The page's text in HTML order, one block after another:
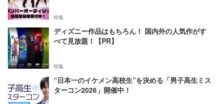
特集
ディズニー作品はもちろん！ 国内外の人気作がす
べて見放題！【PR】
特集
“日本一のイケメン高校生”を決める「男子高生ミス
ターコン2026」開催中！